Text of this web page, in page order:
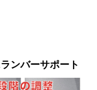
ンバーサポート